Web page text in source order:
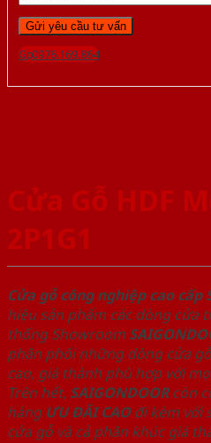
Gọi 0976.169.864
Cửa Gỗ HDF
2P1G1
Cửa gỗ công nghiệp cao cấp
hiệu sản phẩm các dòng cửa
thống Showroom
phân phối những dòng cửa
cao, giá thành phù hợp với
Trên hết, SAIGONDOORcòn
hàng ƯU ĐÃI CAOđi kèm với
cửa gỗ và cả phân khúc giá